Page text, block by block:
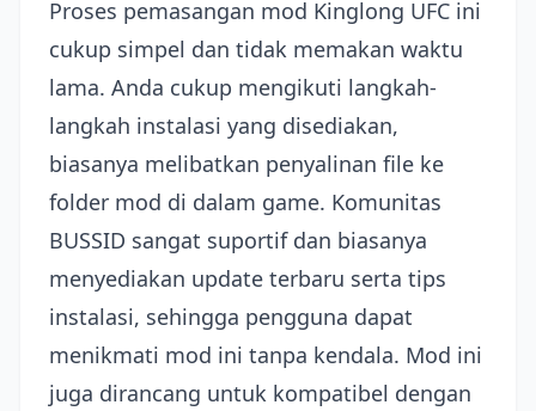
Proses pemasangan mod Kinglong UFC ini
cukup simpel dan tidak memakan waktu
lama. Anda cukup mengikuti langkah-
langkah instalasi yang disediakan,
biasanya melibatkan penyalinan file ke
folder mod di dalam game. Komunitas
BUSSID sangat suportif dan biasanya
menyediakan update terbaru serta tips
instalasi, sehingga pengguna dapat
menikmati mod ini tanpa kendala. Mod ini
juga dirancang untuk kompatibel dengan